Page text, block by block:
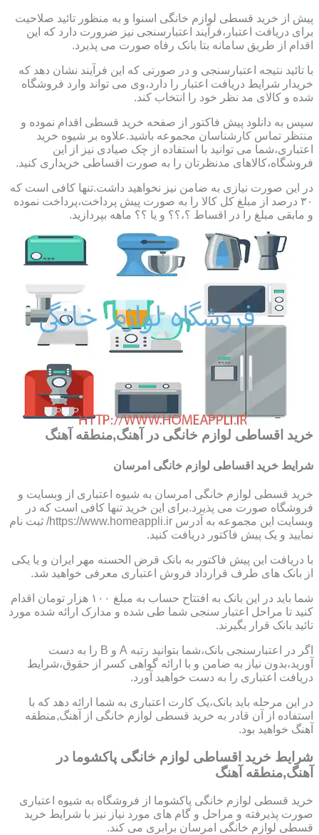
پیش از خرید قسطی لوازم خانگی اسنوا و به منظور تائید صلاحیت
برای دریافت اعتبار،فرآیند اعتبارسنجی نیز ضرورت دارد که این
اقدام از طریق سامانه بتا بانک رفاه صورت می پذیرد.
با تائید نتیجه اعتبارسنجی و در صورتی که این فرآیند نشان دهد که
خریدار شرایط دریافت اعتبار را دارد،وی می تواند وارد فروشگاه
شده و کالای مد نظر خود را انتخاب کند.
سپس به دانلود پیش فاکتور از صفحه خرید قسطی اقدام نموده و
منتظر تماس کارشناسان مجموعه باشید.علاوه بر شیوه خرید
اعتباری،شما می توانید با استفاده از چک صیادی نیز از این
فروشگاه،کالاهای مدنظرتان را به صورت اقساطی خریداری کنید.
در این صورت نیازی به ضامن نیز نخواهید داشت.تنها کافی است که
۳۰ درصد از مبلغ کل کالا را به صورت پیش پرداخت،پرداخت نموده
و مابقی مبلغ را در اقساط ؟،؟؟ و یا ؟؟ ماهه بپردازید.
خرید اقساطی لوازم خانگی در آهنگ,منطقه آهنگ
شرایط خرید اقساطی لوازم خانگی امرسان
خرید قسطی لوازم خانگی امرسان به شیوه اعتباری از وبسایت و
فروشگاه صورت می پذیرد.برای این خرید تنها کافی است که در
وبسایت این مجموعه به آدرس https://www.homeappli.ir/ ثبت نام
نمایید و یک پیش فاکتور دریافت کنید.
با دریافت این پیش فاکتور به بانک قرض الحسنه مهر ایران و یا یکی
از بانک های طرف قرارداد فروش اعتباری معرفی خواهید شد.
شما باید در این بانک به افتتاح حساب به مبلغ ۱۰۰ هزار تومان اقدام
کنید تا مراحل اعتبار سنجی شما طی شده و مدارک ارائه شده مورد
تائید بانک قرار بگیرند.
اگر در اعتبارسنجی بانک،شما بتوانید رتبه A و B را به دست
آورید،بدون نیاز به ضامن و با ارائه گواهی کسر از حقوق،شرایط
دریافت اعتباری را به دست خواهید آورد.
در این مرحله باید بانک،یک کارت اعتباری به شما ارائه دهد که با
استفاده از آن قادر به خرید قسطی لوازم خانگی از آهنگ,منطقه
آهنگ خواهید بود.
شرایط خرید اقساطی لوازم خانگی پاکشوما در
آهنگ,منطقه آهنگ
خرید قسطی لوازم خانگی پاکشوما از فروشگاه به شیوه اعتباری
صورت پذیرفته و مراحل و گام های مورد نیاز نیز با شرایط خرید
قسطی لوازم خانگی امرسان برابری می کند.